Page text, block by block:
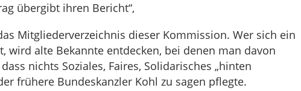
übergibt ihren Bericht“,
Mitgliederverzeichnis dieser Kommission. Wer sich ein
wird alte Bekannte entdecken, bei denen man davon
nichts Soziales, Faires, Solidarisches „hinten
frühere Bundeskanzler Kohl zu sagen pflegte.